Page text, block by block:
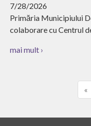
7/28/2026
Primăria Municipiului
colaborare cu Centrul
mai mult ›
«